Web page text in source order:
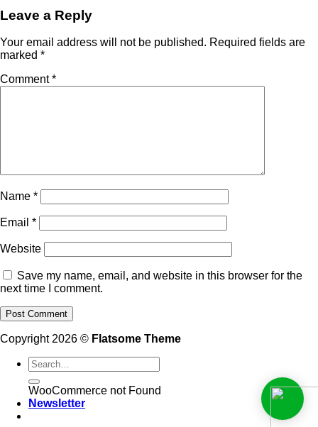
Leave a Reply
Your email address will not be published. Required fields are
marked *
Comment*
Name *
Email *
Website
Save my name, email, and website in this browser for the
next time I comment.
Copyright 2026 © Flatsome Theme
WooCommerce not Found
Newsletter